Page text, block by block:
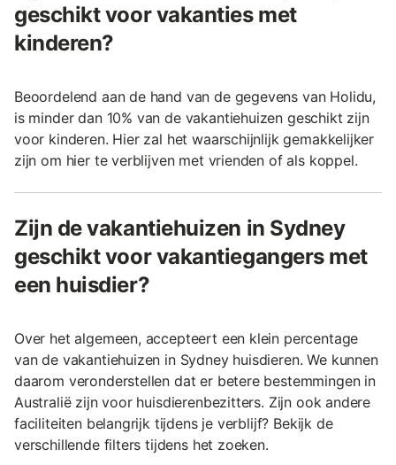
geschikt voor vakanties met
kinderen?
Beoordelend aan de hand van de gegevens van Holidu,
is minder dan 10% van de vakantiehuizen geschikt zijn
voor kinderen. Hier zal het waarschijnlijk gemakkelijker
zijn om hier te verblijven met vrienden of als koppel.
Zijn de vakantiehuizen in Sydney
geschikt voor vakantiegangers met
een huisdier?
Over het algemeen, accepteert een klein percentage
van de vakantiehuizen in Sydney huisdieren. We kunnen
daarom veronderstellen dat er betere bestemmingen in
Australië zijn voor huisdierenbezitters. Zijn ook andere
faciliteiten belangrijk tijdens je verblijf? Bekijk de
verschillende filters tijdens het zoeken.